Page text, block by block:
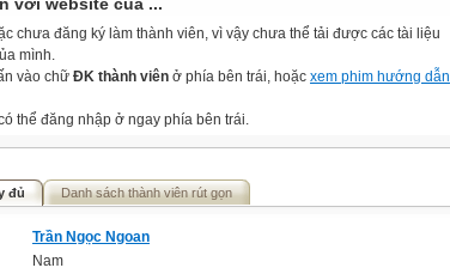
chưa đăng ký làm thành viên, vì vậy chưa thể tải được các tài liệu
mình.
vào chữ ĐK thành viên ở phía bên trái, hoặc xem phim hướng dẫn
thể đăng nhập ở ngay phía bên trái.
đủ Danh sách thành viên rút gọn
Trần Ngọc Ngoan
Nam